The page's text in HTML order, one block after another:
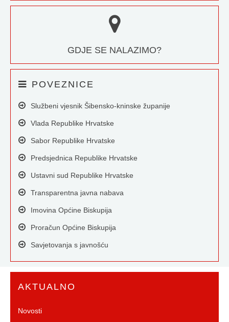
GDJE SE NALAZIMO?
POVEZNICE
Službeni vjesnik Šibensko-kninske županije
Vlada Republike Hrvatske
Sabor Republike Hrvatske
Predsjednica Republike Hrvatske
Ustavni sud Republike Hrvatske
Transparentna javna nabava
Imovina Općine Biskupija
Proračun Općine Biskupija
Savjetovanja s javnošću
AKTUALNO
Novosti